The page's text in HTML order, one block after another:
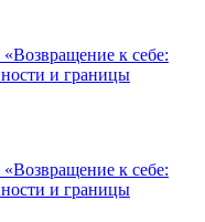
к себе:
и границы
к себе:
и границы